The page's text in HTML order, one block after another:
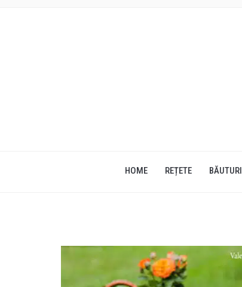
HOME REȚETE BĂUTURI